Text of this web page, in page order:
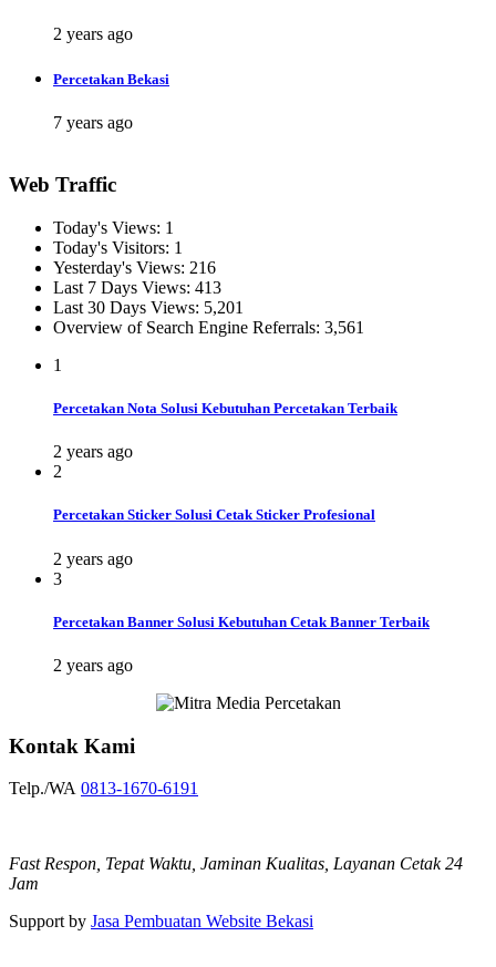
2 years ago
Percetakan Bekasi
7 years ago
Web Traffic
Today's Views: 1
Today's Visitors: 1
Yesterday's Views: 216
Last 7 Days Views: 413
Last 30 Days Views: 5,201
Overview of Search Engine Referrals: 3,561
1
Percetakan Nota Solusi Kebutuhan Percetakan Terbaik
2 years ago
2
Percetakan Sticker Solusi Cetak Sticker Profesional
2 years ago
3
Percetakan Banner Solusi Kebutuhan Cetak Banner Terbaik
2 years ago
Kontak Kami
Telp./WA 0813-1670-6191
Fast Respon, Tepat Waktu, Jaminan Kualitas, Layanan Cetak 24
Jam
Support by Jasa Pembuatan Website Bekasi